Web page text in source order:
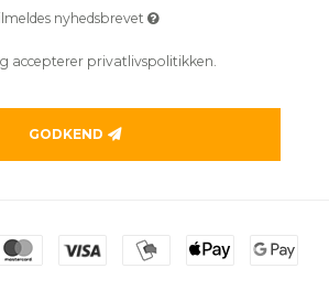
nyhedsbrevet
accepterer privatlivspolitikken.
GODKEND